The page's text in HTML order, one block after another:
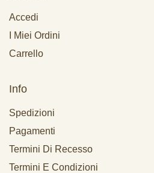
Accedi
I Miei Ordini
Carrello
Info
Spedizioni
Pagamenti
Termini Di Recesso
Termini E Condizioni